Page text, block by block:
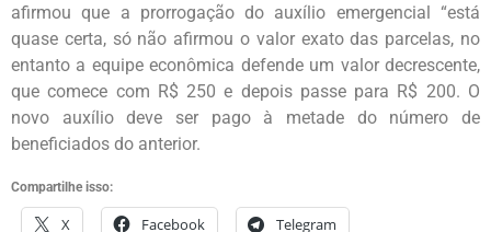
afirmou que a prorrogação do auxílio emergencial “está
quase certa, só não afirmou o valor exato das parcelas, no
entanto a equipe econômica defende um valor decrescente,
que comece com R$ 250 e depois passe para R$ 200. O
novo auxílio deve ser pago à metade do número de
beneficiados do anterior.
Compartilhe isso:
X Facebook Telegram